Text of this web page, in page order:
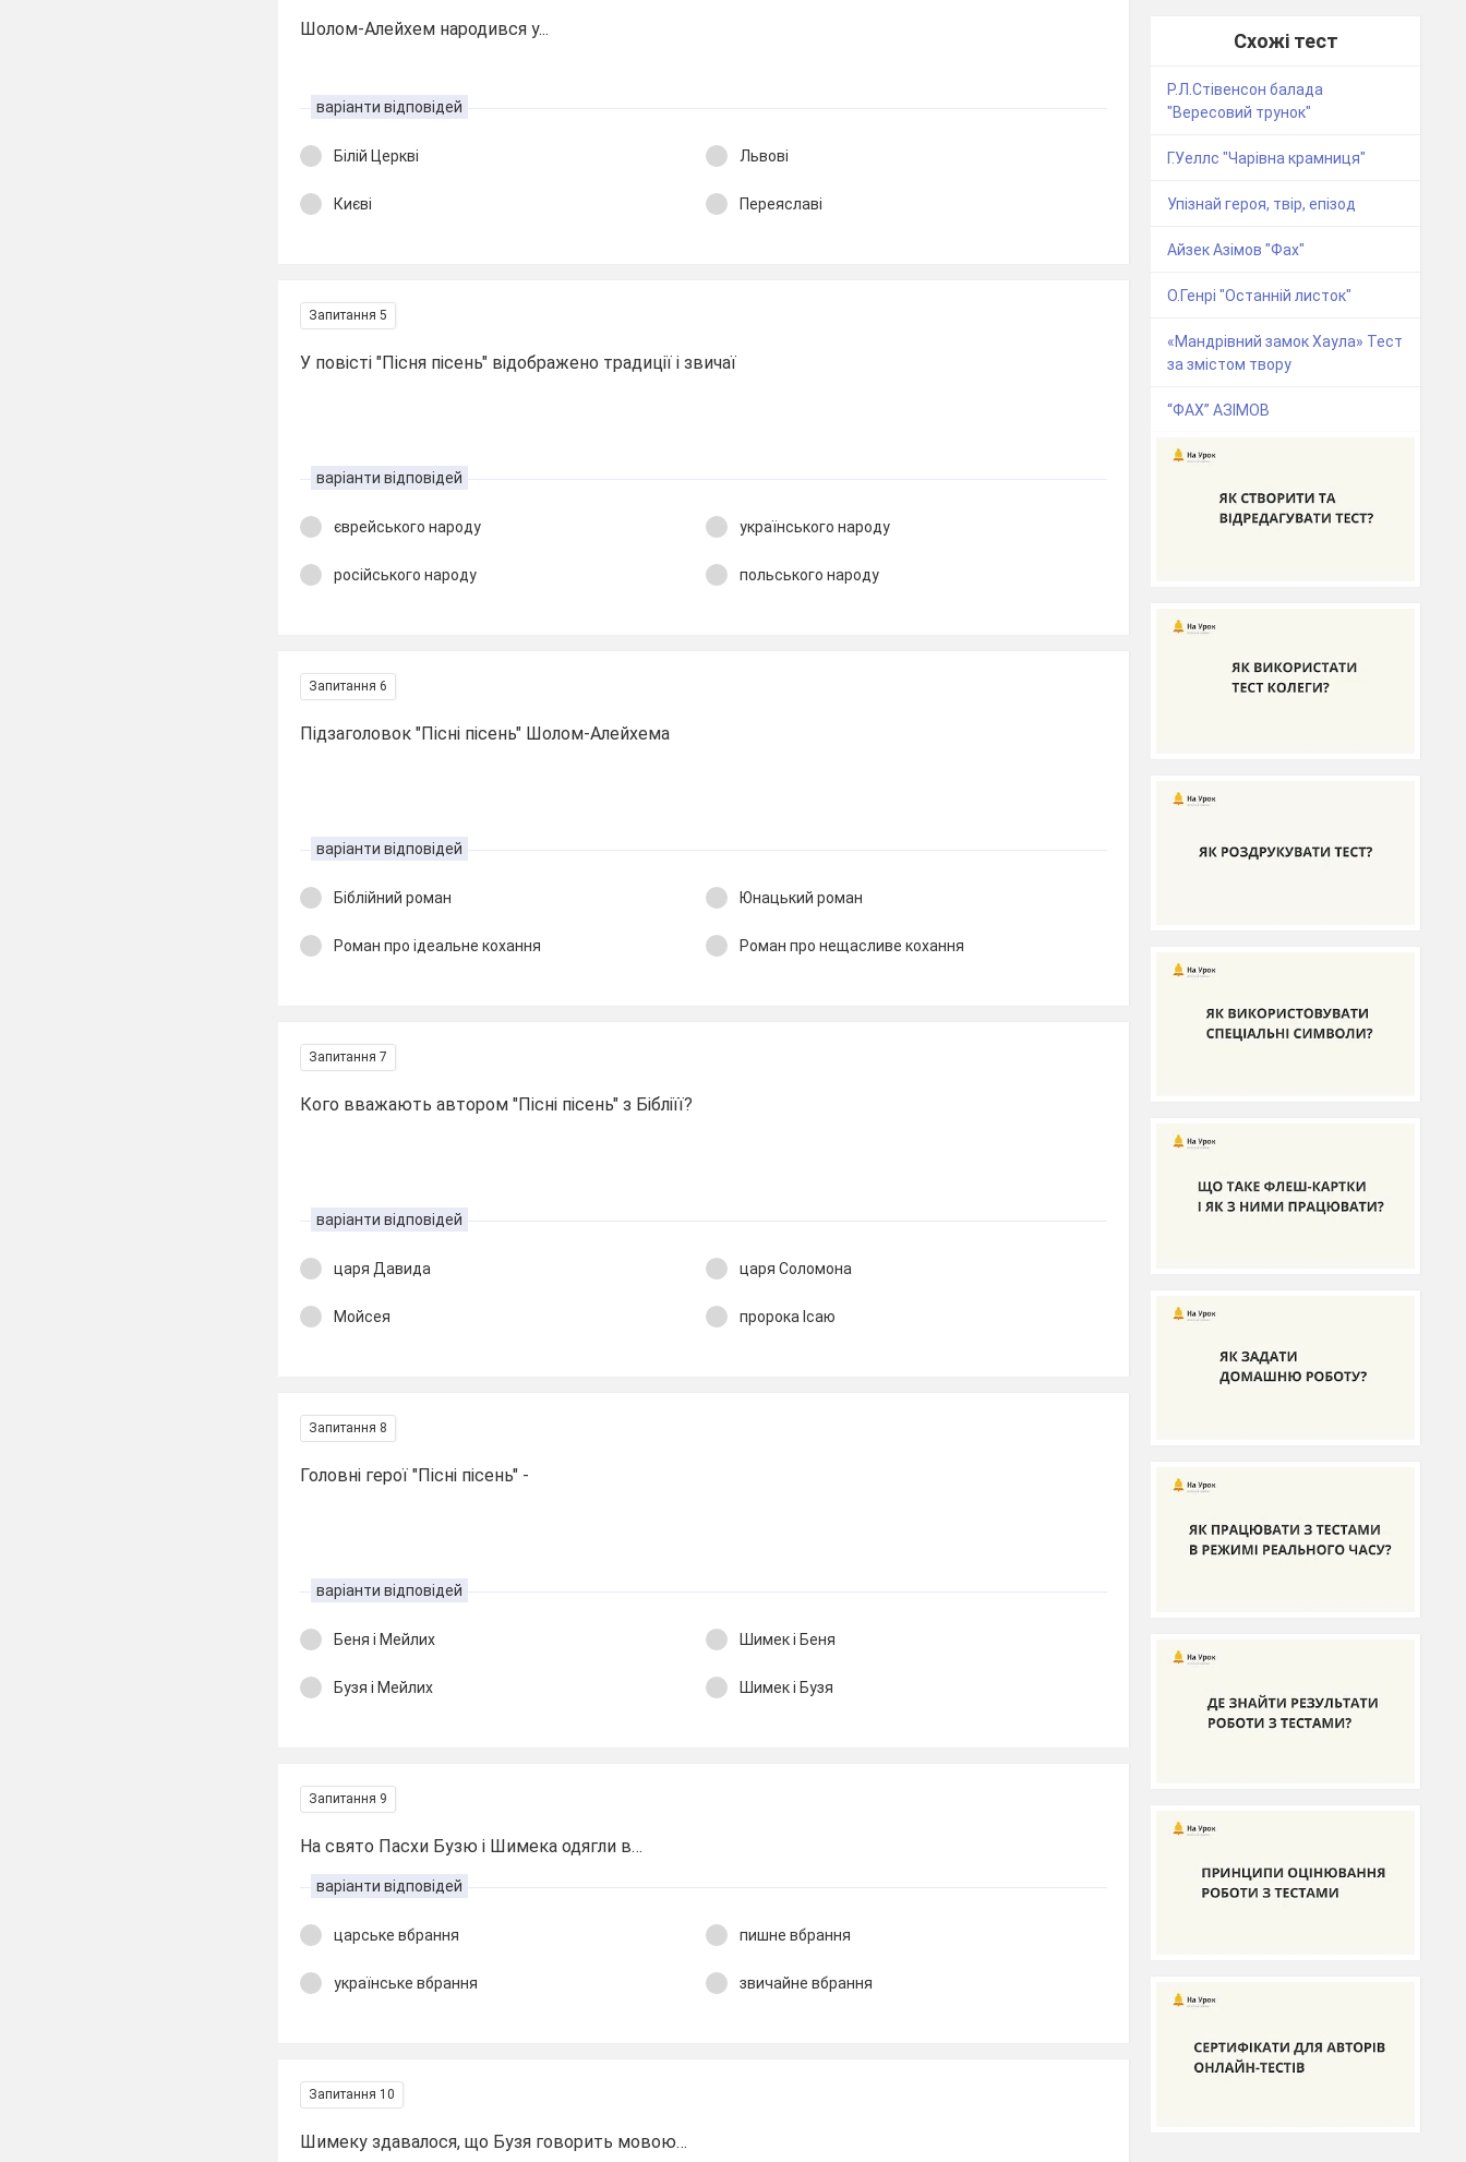
Шолом-Алейхем народився у...
варіанти відповідей
Білій Церкві Львові
Києві Переяславі
Запитання 5
У повісті "Пісня пісень" відображено традиції і звичаї
варіанти відповідей
єврейського народу українського народу
російського народу польського народу
Запитання 6
Підзаголовок "Пісні пісень" Шолом-Алейхема
варіанти відповідей
Біблійний роман Юнацький роман
Роман про ідеальне кохання Роман про нещасливе кохання
Запитання 7
Кого вважають автором "Пісні пісень" з Бібліїї?
варіанти відповідей
царя Давида царя Соломона
Мойсея пророка Ісаю
Запитання 8
Головні герої "Пісні пісень" -
варіанти відповідей
Беня і Мейлих Шимек і Беня
Бузя і Мейлих Шимек і Бузя
Запитання 9
На свято Пасхи Бузю і Шимека одягли в…
варіанти відповідей
царське вбрання пишне вбрання
українське вбрання звичайне вбрання
Запитання 10
Шимеку здавалося, що Бузя говорить мовою…
Схожі тест
Р.Л.Стівенсон балада
"Вересовий трунок"
Г.Уеллс "Чарівна крамниця"
Упізнай героя, твір, епізод
Айзек Азімов "Фах"
О.Генрі "Останній листок"
«Мандрівний замок Хаула» Тест
за змістом твору
“ФАХ” АЗІМОВ